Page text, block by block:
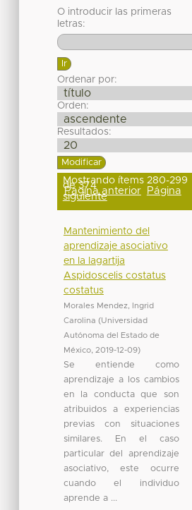
O introducir las primeras
letras:
Ordenar por:
Orden:
Resultados:
Mostrando ítems 280-299
de 374
Página anterior Página
siguiente
Mantenimiento del
aprendizaje asociativo
en la lagartija
Aspidoscelis costatus
costatus
Morales Mendez, Ingrid
Carolina (Universidad
Autónoma del Estado de
México, 2019-12-09)
Se entiende como
aprendizaje a los cambios
en la conducta que son
atribuidos a experiencias
previas con situaciones
similares. En el caso
particular del aprendizaje
asociativo, este ocurre
cuando el individuo
aprende a ...